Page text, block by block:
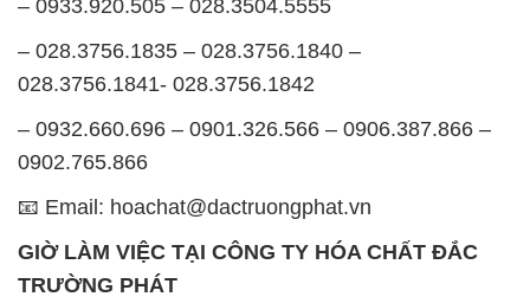
– 0933.920.505 – 028.3504.5555
– 028.3756.1835 – 028.3756.1840 –
028.3756.1841- 028.3756.1842
– 0932.660.696 – 0901.326.566 – 0906.387.866 –
0902.765.866
📧 Email: hoachat@dactruongphat.vn
GIỜ LÀM VIỆC TẠI CÔNG TY HÓA CHẤT ĐẮC
TRƯỜNG PHÁT